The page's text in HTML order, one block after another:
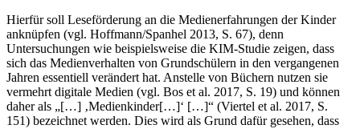
Hierfür soll Leseförderung an die Medienerfahrungen der Kinder
anknüpfen (vgl. Hoffmann/Spanhel 2013, S. 67), denn
Untersuchungen wie beispielsweise die KIM-Studie zeigen, dass
sich das Medienverhalten von Grundschülern in den vergangenen
Jahren essentiell verändert hat. Anstelle von Büchern nutzen sie
vermehrt digitale Medien (vgl. Bos et al. 2017, S. 19) und können
daher als „[…] ‚Medienkinder[…]‘ […]“ (Viertel et al.2017, S.